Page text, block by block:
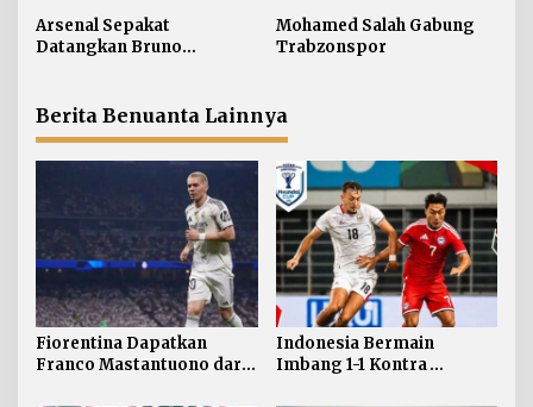
o
Arsenal Sepakat
Datangkan Bruno
Mohamed Salah Gabung
Trabzonspor
Berita Benuanta Lainnya
Fiorentina Dapatkan
Franco Mastantuono dari
Indonesia Bermain
Imbang 1-1 Kontra